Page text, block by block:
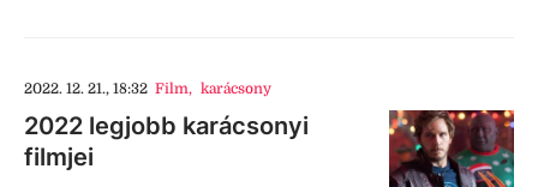
2022. 12. 21., 18:32 Film, karácsony
2022 legjobb karácsonyi
filmjei